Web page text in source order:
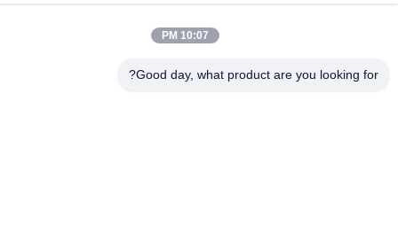
10:07 PM
Good day, what product are you looking